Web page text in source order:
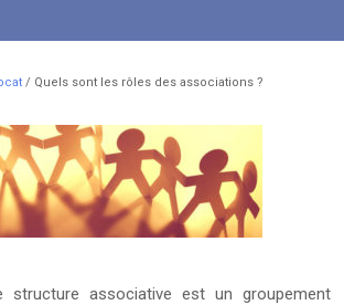
/ Quels sont les rôles des associations ?
structure associative est un groupement